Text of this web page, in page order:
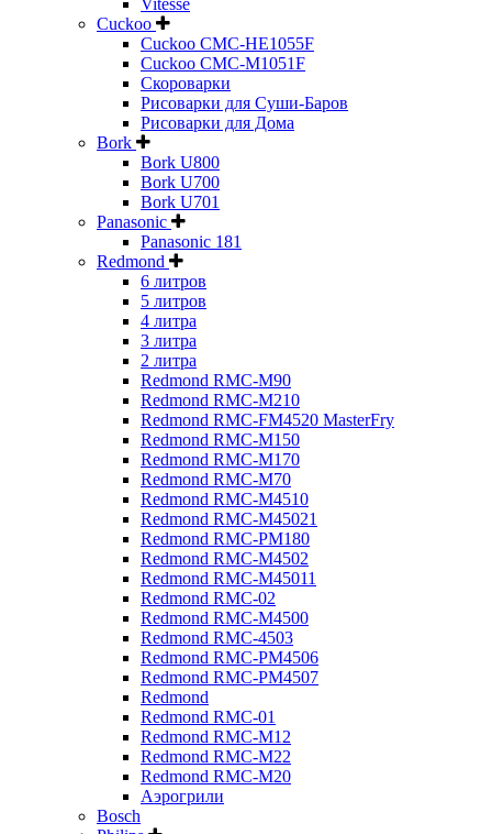
Cuckoo
Cuckoo CMC-HE1055F
Cuckoo CMC-M1051F
Скороварки
Рисоварки для Суши-Баров
Рисоварки для Дома
Bork
Bork U800
Bork U700
Bork U701
Panasonic
Panasonic 181
Redmond
6 литров
5 литров
4 литра
3 литра
2 литра
Redmond RMC-M90
Redmond RMC-M210
Redmond RMC-FM4520 MasterFry
Redmond RMC-M150
Redmond RMC-M170
Redmond RMC-M70
Redmond RMC-M4510
Redmond RMC-M45021
Redmond RMC-PM180
Redmond RMC-M4502
Redmond RMC-M45011
Redmond RMC-02
Redmond RMC-M4500
Redmond RMC-4503
Redmond RMC-PM4506
Redmond RMC-PM4507
Redmond
Redmond RMC-01
Redmond RMC-M12
Redmond RMC-M22
Redmond RMC-M20
Аэрогрили
Bosch